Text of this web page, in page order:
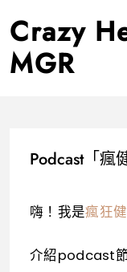
to
content
Crazy
MGR
Podcast「瘋
嗨！我是瘋狂
介紹podcast